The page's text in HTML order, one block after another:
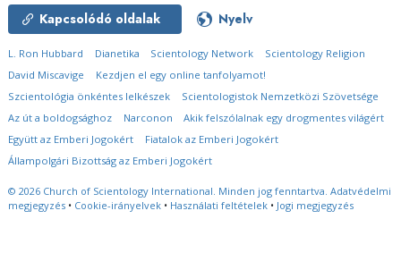
Kapcsolódó oldalak Nyelv
L. Ron Hubbard Dianetika Scientology Network
Scientology Religion
David Miscavige
Kezdjen el egy online tanfolyamot!
Szcientológia önkéntes lelkészek
Scientologistok Nemzetközi Szövetsége
Az út a boldogsághoz
Narconon
Akik felszólalnak egy drogmentes világért
Együtt az Emberi Jogokért
Fiatalok az Emberi Jogokért
Állampolgári Bizottság az Emberi Jogokért
© 2026 Church of Scientology International. Minden jog fenntartva. Adatvédelmi
megjegyzés • Cookie-irányelvek • Használati feltételek • Jogi megjegyzés